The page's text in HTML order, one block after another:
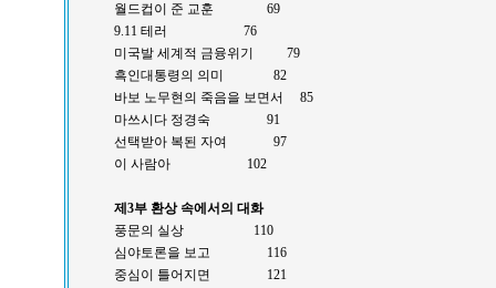
월드컵이 준 교훈 69
9.11 테러 76
미국발 세계적 금융위기 79
흑인대통령의 의미 82
바보 노무현의 죽음을 보면서 85
마쓰시다 정경숙 91
선택받아 복된 자여 97
이 사람아 102
제3부 환상 속에서의 대화
풍문의 실상 110
심야토론을 보고 116
중심이 틀어지면 121